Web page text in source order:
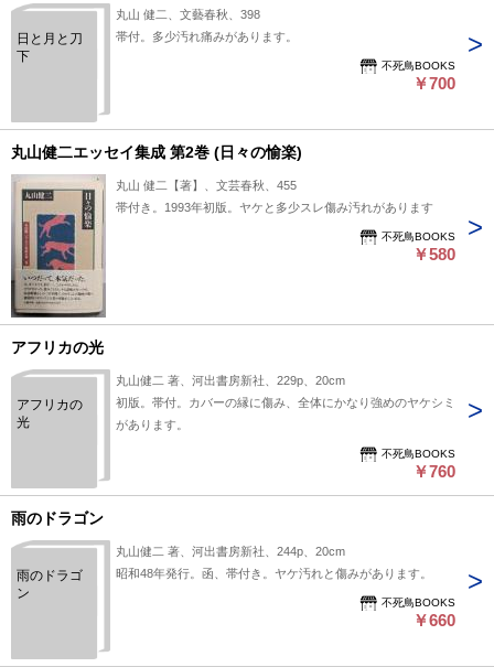
日と月と刀
下
丸山 健二、文藝春秋、398
帯付。多少汚れ痛みがあります。
不死鳥BOOKS
￥700
丸山健二エッセイ集成 第2巻 (日々の愉楽)
丸山 健二【著】、文芸春秋、455
帯付き。1993年初版。ヤケと多少スレ傷み汚れがあります
不死鳥BOOKS
￥580
アフリカの光
アフリカの
光
丸山健二 著、河出書房新社、229p、20cm
初版。帯付。カバーの縁に傷み、全体にかなり強めのヤケシミ
があります。
不死鳥BOOKS
￥760
雨のドラゴン
雨のドラゴ
ン
丸山健二 著、河出書房新社、244p、20cm
昭和48年発行。函、帯付き。ヤケ汚れと傷みがあります。
不死鳥BOOKS
￥660